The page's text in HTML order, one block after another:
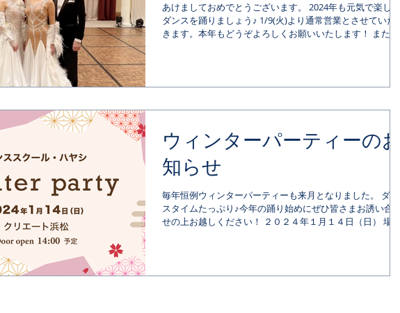
あけましておめでとうございます。 2024年も元気で楽しく
ダンスを踊りましょう♪ 1/9(火)より通常営業とさせていただ
きます。本年もどうぞよろしくお願いいたします！ また、
ウィンターパーティーのお
知らせ
毎年恒例ウィンターパーティーも来月となりました。 ダン
スタイムたっぷり♪今年の踊り始めにぜひ皆さまお誘い合わ
せの上お越しください！ ２０２４年１月１４日（日） 場